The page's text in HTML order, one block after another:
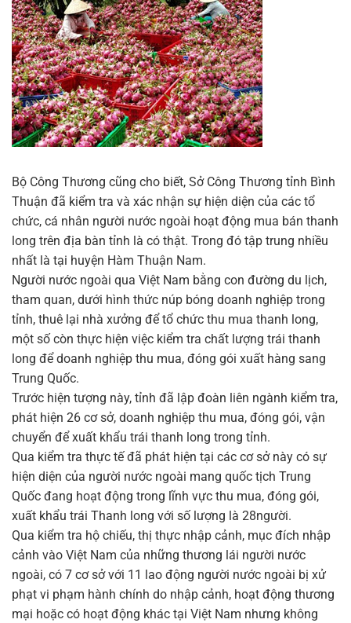
Bộ Công Thương cũng cho biết, Sở Công Thương tỉnh Bình
Thuận đã kiểm tra và xác nhận sự hiện diện của các tổ
chức, cá nhân người nước ngoài hoạt động mua bán thanh
long trên địa bàn tỉnh là có thật. Trong đó tập trung nhiều
nhất là tại huyện Hàm Thuận Nam.
Người nước ngoài qua Việt Nam bằng con đường du lịch,
tham quan, dưới hình thức núp bóng doanh nghiệp trong
tỉnh, thuê lại nhà xưởng để tổ chức thu mua thanh long,
một số còn thực hiện việc kiểm tra chất lượng trái thanh
long để doanh nghiệp thu mua, đóng gói xuất hàng sang
Trung Quốc.
Trước hiện tượng này, tỉnh đã lập đoàn liên ngành kiểm tra,
phát hiện 26 cơ sở, doanh nghiệp thu mua, đóng gói, vận
chuyển để xuất khẩu trái thanh long trong tỉnh.
Qua kiểm tra thực tế đã phát hiện tại các cơ sở này có sự
hiện diện của người nước ngoài mang quốc tịch Trung
Quốc đang hoạt động trong lĩnh vực thu mua, đóng gói,
xuất khẩu trái Thanh long với số lượng là 28người.
Qua kiểm tra hộ chiếu, thị thực nhập cảnh, mục đích nhập
cảnh vào Việt Nam của những thương lái người nước
ngoài, có 7 cơ sở với 11 lao động người nước ngoài bị xử
phạt vi phạm hành chính do nhập cảnh, hoạt động thương
mại hoặc có hoạt động khác tại Việt Nam nhưng không